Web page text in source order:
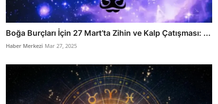
Boğa Burçları İçin 27 Mart’ta Zihin ve Kalp Çatışması: ...
Haber Merkezi Mar 27, 2025